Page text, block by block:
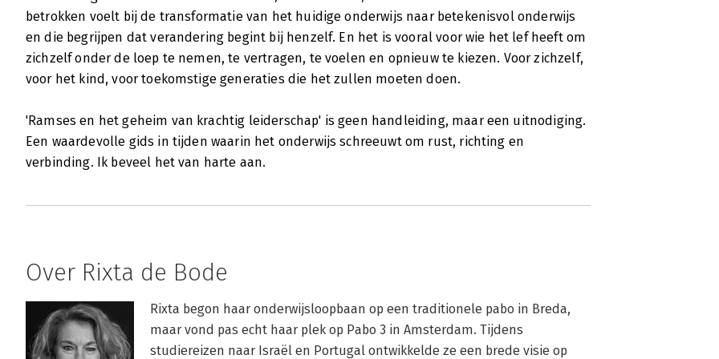
betrokken voelt bij de transformatie van het huidige onderwijs naar betekenisvol onderwijs
en die begrijpen dat verandering begint bij henzelf. En het is vooral voor wie het lef heeft om
zichzelf onder de loep te nemen, te vertragen, te voelen en opnieuw te kiezen. Voor zichzelf,
voor het kind, voor toekomstige generaties die het zullen moeten doen.
'Ramses en het geheim van krachtig leiderschap' is geen handleiding, maar een uitnodiging.
Een waardevolle gids in tijden waarin het onderwijs schreeuwt om rust, richting en
verbinding. Ik beveel het van harte aan.
Over Rixta de Bode
Rixta begon haar onderwijsloopbaan op een traditionele pabo in Breda,
maar vond pas echt haar plek op Pabo 3 in Amsterdam. Tijdens
studiereizen naar Israël en Portugal ontwikkelde ze een brede visie op